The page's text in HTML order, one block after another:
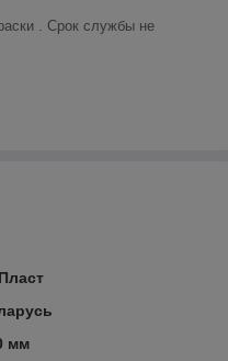
. Срок службы не
мм